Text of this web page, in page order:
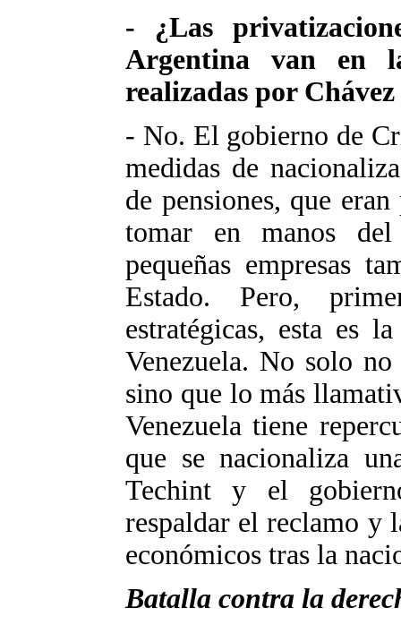
- ¿Las
Argentina van en
realizadas por Chávez
- No. El gobierno de
medidas de
de pensiones, que
tomar en manos
pequeñas empresas
Estado. Pero,
estratégicas, esta es
Venezuela. No solo no
sino que lo más
Venezuela tiene
que se nacionaliza
Techint y el
respaldar el reclamo y
económicos tras la
Batalla contra la